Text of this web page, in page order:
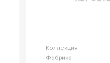
Коллекция
Фабрика